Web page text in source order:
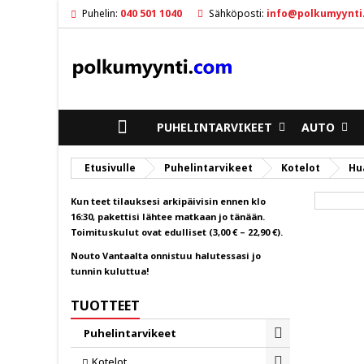
Puhelin: 040 501 1040 Sähköposti:
ETUSIVULLE
PUHELINTARVIKEET AUTO
Etusivulle Puhelintarvikeet Kotelot
Kun teet tilauksesi arkipäivisin ennen klo
16:30, pakettisi lähtee matkaan jo tänään.
Toimituskulut ovat edulliset (3,00 € – 22,90 €).
Nouto Vantaalta onnistuu halutessasi jo
tunnin kuluttua!
TUOTTEET
Puhelintarvikeet
Toggle